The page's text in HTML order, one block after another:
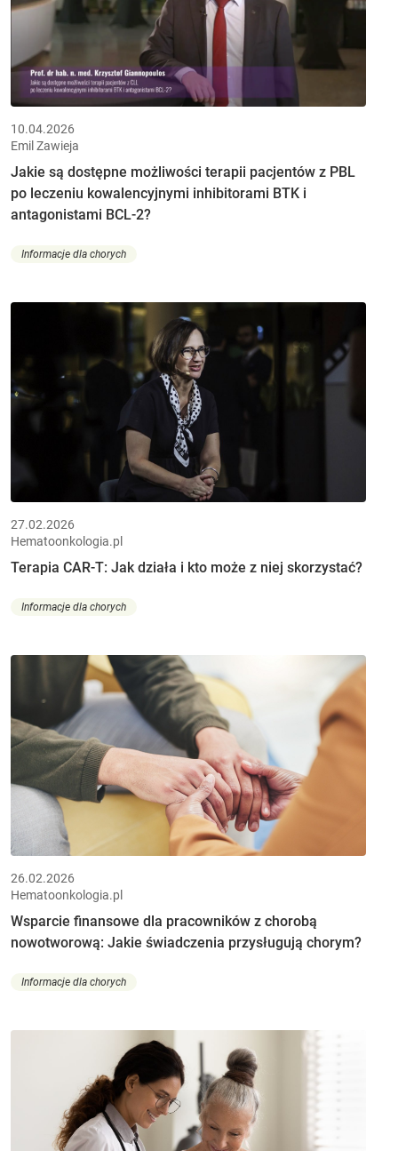
10.04.2026
Emil Zawieja
Jakie są dostępne możliwości terapii pacjentów z PBL
po leczeniu kowalencyjnymi inhibitorami BTK i
antagonistami BCL-2?
Informacje dla chorych
27.02.2026
Hematoonkologia.pl
Terapia CAR-T: Jak działa i kto może z niej skorzystać?
Informacje dla chorych
26.02.2026
Hematoonkologia.pl
Wsparcie finansowe dla pracowników z chorobą
nowotworową: Jakie świadczenia przysługują chorym?
Informacje dla chorych